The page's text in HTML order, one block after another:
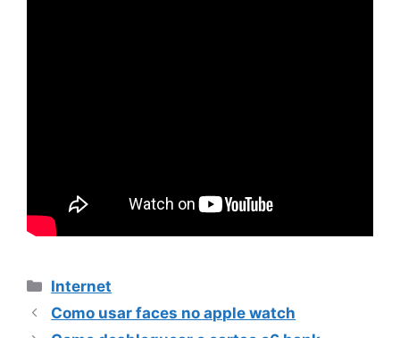
Categorias
Internet
Como usar faces no apple watch